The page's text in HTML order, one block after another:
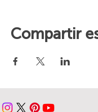
Compartir